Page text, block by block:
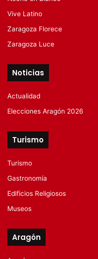
Vive Latino
Zaragoza Florece
Zaragoza Luce
Noticias
Actualidad
Elecciones Aragón 2026
Turismo
Turismo
Gastronomía
Edificios Religiosos
Museos
Aragón